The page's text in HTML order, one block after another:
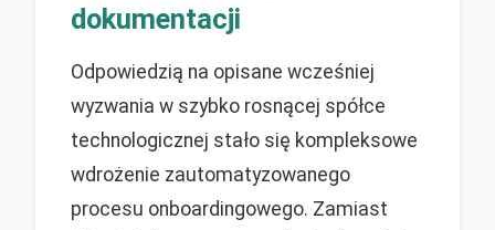
dokumentacji
Odpowiedzią na opisane wcześniej
wyzwania w szybko rosnącej spółce
technologicznej stało się kompleksowe
wdrożenie zautomatyzowanego
procesu onboardingowego. Zamiast